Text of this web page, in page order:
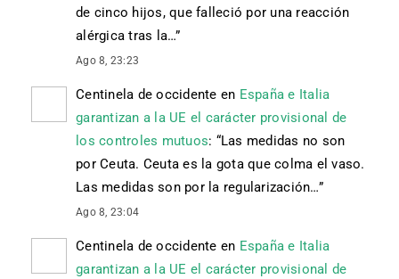
de cinco hijos, que falleció por una reacción
alérgica tras la…”
Ago 8, 23:23
Centinela de occidente en España e Italia
garantizan a la UE el carácter provisional de
los controles mutuos: “Las medidas no son
por Ceuta. Ceuta es la gota que colma el vaso.
Las medidas son por la regularización…”
Ago 8, 23:04
Centinela de occidente en España e Italia
garantizan a la UE el carácter provisional de